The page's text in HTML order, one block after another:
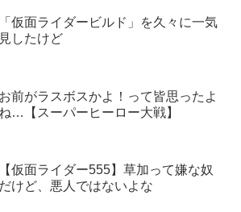
「仮面ライダービルド」を久々に一気
見したけど
お前がラスボスかよ！って皆思ったよ
ね…【スーパーヒーロー大戦】
【仮面ライダー555】草加って嫌な奴
だけど、悪人ではないよな